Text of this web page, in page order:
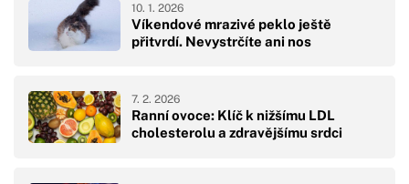
Víkendové mrazivé peklo ještě
přitvrdí. Nevystrčíte ani nos
10. 1. 2026
Ranní ovoce: Klíč k nižšímu LDL
cholesterolu a zdravějšímu srdci
7. 2. 2026